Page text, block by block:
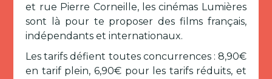
et rue Pierre Corneille, les cinémas Lumières
sont là pour te proposer des films français,
indépendants et internationaux.
Les tarifs défient toutes concurrences : 8,90€
en tarif plein, 6,90€ pour les tarifs réduits, et